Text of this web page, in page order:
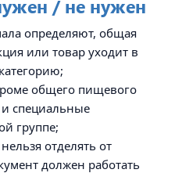
/ не нужен
определяют, общая
или товар уходит в
общего пищевого
и специальные
группе;
отделять от
должен работать